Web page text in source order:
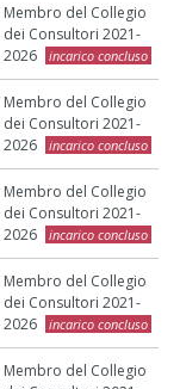
Membro del Collegio
dei Consultori 2021-
2026
incarico concluso
Membro del Collegio
dei Consultori 2021-
2026
incarico concluso
Membro del Collegio
dei Consultori 2021-
2026
incarico concluso
Membro del Collegio
dei Consultori 2021-
2026
incarico concluso
Membro del Collegio